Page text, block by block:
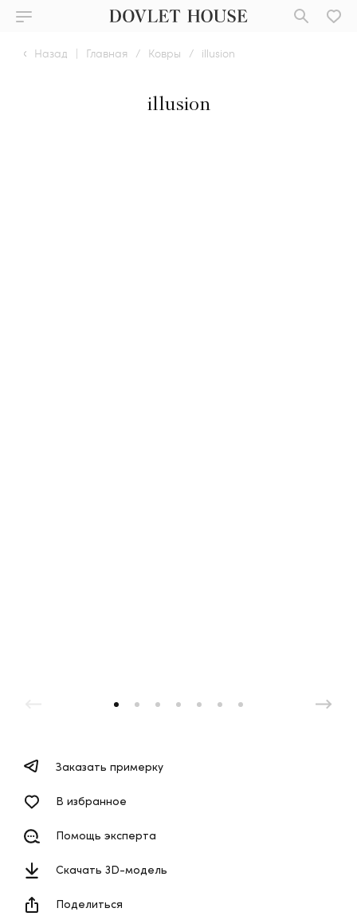
Назад | Главная / Ковры / illusion
illusion
Заказать примерку
В избранное
Помощь эксперта
Скачать 3D-модель
Поделиться